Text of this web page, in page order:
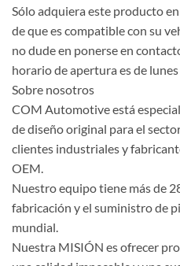
Sólo adquiera este producto
de que es compatible con su
no dude en ponerse en
horario de apertura es de
Sobre nosotros
COM Automotive está
de diseño original para el
clientes industriales y
OEM.
Nuestro equipo tiene más de
fabricación y el suministro de
mundial.
Nuestra MISIÓN es ofrecer